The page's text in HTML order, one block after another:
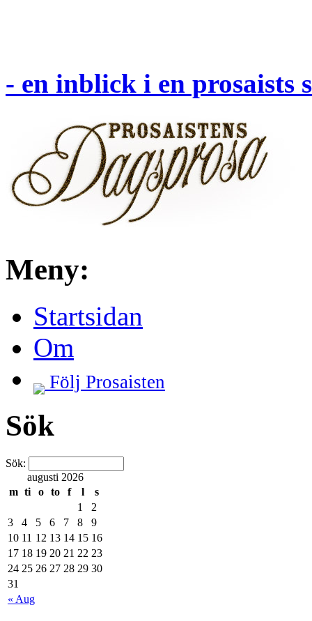
- en inblick i en prosaists
Meny:
Startsidan
Om
Följ Prosaisten
Sök
Sök:
augusti 2026
m ti o to f l s
« Aug
1
2
3
4 5 6 7 8
9
10 11 12 13 14 15 16
17 18 19 20 21 22 23
24 25 26 27 28 29 30
31